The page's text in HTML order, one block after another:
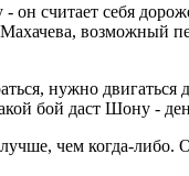
считает себя
возможный
нужно
бой даст Шону -
чем когда-либо.